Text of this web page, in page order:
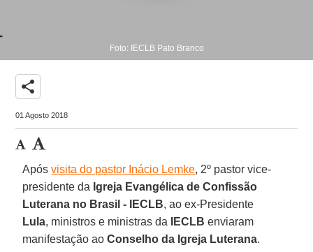
Foto: IECLB Pato Branco
share
01 Agosto 2018
Apósvisita do pastor Inácio Lemke, 2º pastor vice-
presidente da Igreja Evangélica de Confissão
Luterana no Brasil - IECLB, ao ex-Presidente
Lula, ministros e ministras da IECLB enviaram
manifestação aoConselho da Igreja Luterana.